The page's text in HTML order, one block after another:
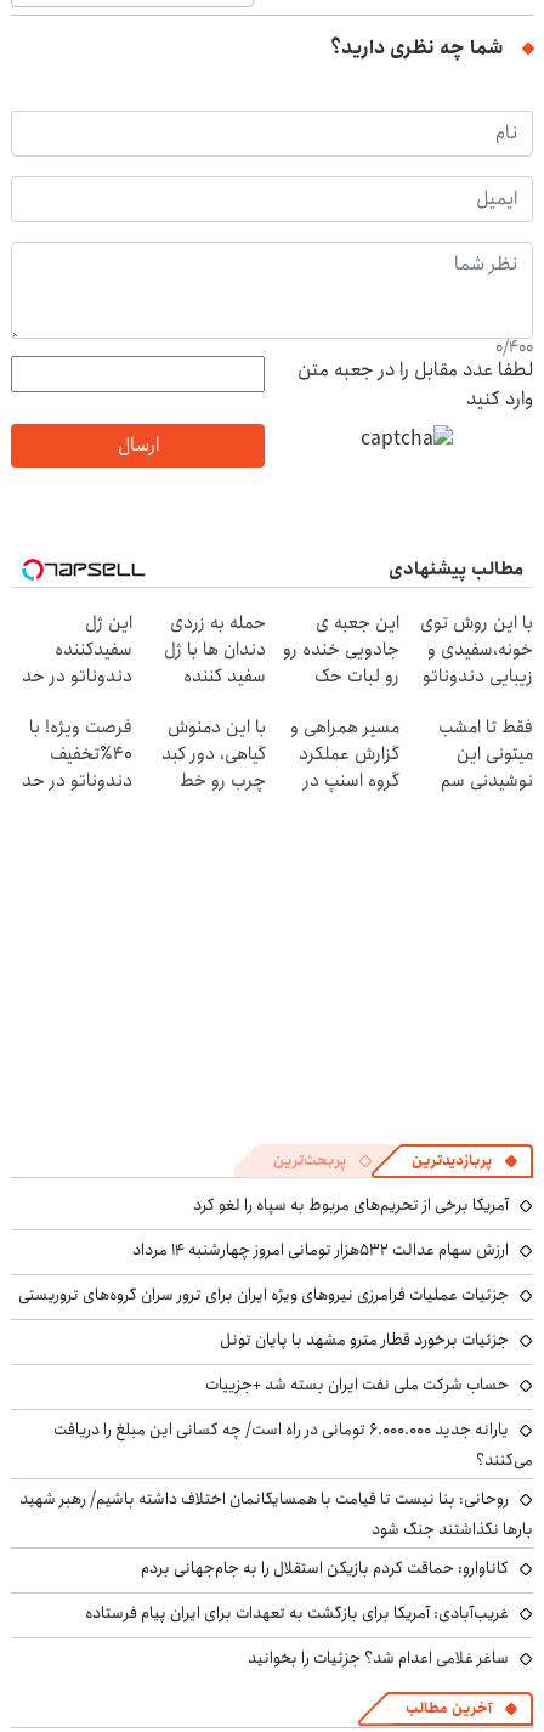
شما چه نظری دارید؟
0/400
لطفا عدد مقابل را در جعبه متن
وارد کنید
ارسال
مطالب پیشنهادی
با این روش توی
خونه،سفیدی و
زیبایی دندوناتو
این جعبه ی
جادویی خنده رو
رو لبات حک
خرید40%تخفیف
حمله به زردی
دندان ها با ژل
سفید کننده
خرید40%تخفیف
این ژل
سفیدکننده
دندوناتو در حد
میکنه(40%تخفیف)
فقط تا امشب
میتونی این
نوشیدنی سم
مسیر همراهی و
گزارش عملکرد
گروه اسنپ در
با این دمنوش
گیاهی، دور کبد
چرب رو خط
فرصت ویژه! با
40٪تخفیف
دندوناتو در حد
پربازدیدترین پربحث‌ترین
آمریکا برخی از تحریم‌های مربوط به سپاه را لغو کرد
ارزش سهام عدالت ۵۳۲هزار تومانی امروز چهارشنبه ۱۴ مرداد
جزئیات عملیات فرامرزی نیروهای ویژه ایران برای ترور سران گروه‌های تروریستی
جزئیات برخورد قطار مترو مشهد با پایان تونل
حساب‌ شرکت ملی نفت ایران بسته شد +جزییات
یارانه جدید ۶.۰۰۰.۰۰۰ تومانی در راه است/ چه کسانی این مبلغ را دریافت
می‌کنند؟
روحانی: بنا نیست تا قیامت با همسایگانمان اختلاف داشته باشیم/ رهبر شهید
بارها نگذاشتند جنگ شود
کاناوارو: حماقت کردم بازیکن استقلال را به جام‌جهانی بردم
غریب‌آبادی: آمریکا برای بازگشت به تعهدات برای ایران پیام فرستاده
ساغر غلامی اعدام شد؟ جزئیات را بخوانید
آخرین مطالب